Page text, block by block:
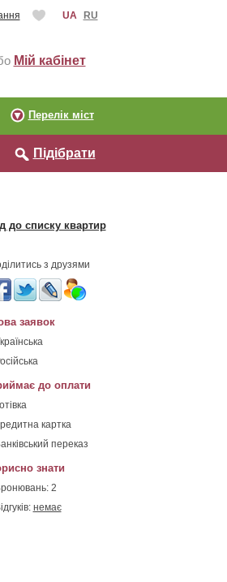
UA RU
Мій кабінет
Перелік міст
Підібрати
до списку квартир
з друзями
заявок
до оплати
картка
переказ
знати
2
немає